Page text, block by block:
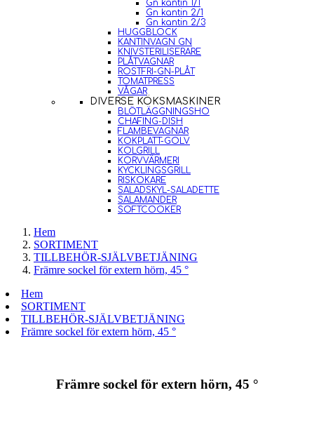
Gn kantin 1/1
Gn kantin 2/1
Gn kantin 2/3
HUGGBLOCK
KANTINVAGN GN
KNIVSTERILISERARE
PLÅTVAGNAR
ROSTFRI-GN-PLÅT
TOMATPRESS
VÅGAR
DIVERSE KÖKSMASKINER
BLÖTLÄGGNINGSHO
CHAFING-DISH
FLAMBEVAGNAR
KOKPLATT-GOLV
KOLGRILL
KORVVÄRMERI
KYCKLINGSGRILL
RISKOKARE
SALADSKYL-SALADETTE
SALAMANDER
SOFTCOOKER
Hem
SORTIMENT
TILLBEHÖR-SJÄLVBETJÄNING
Främre sockel för extern hörn, 45 °
Hem
SORTIMENT
TILLBEHÖR-SJÄLVBETJÄNING
Främre sockel för extern hörn, 45 °
Främre sockel för extern hörn, 45 °